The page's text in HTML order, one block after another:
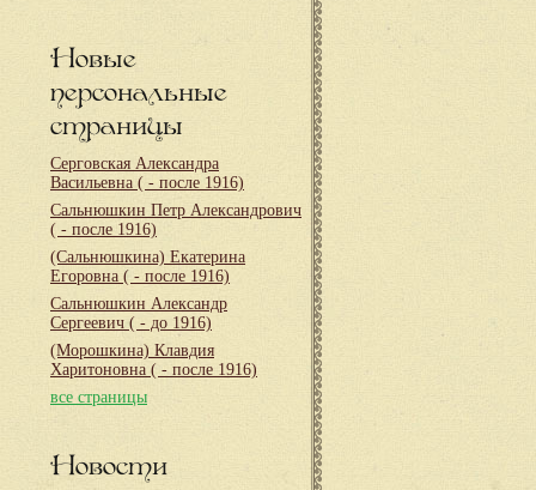
Новые
персональные
страницы
Серговская Александра
Васильевна ( - после 1916)
Сальнюшкин Петр Александрович
( - после 1916)
(Сальнюшкина) Екатерина
Егоровна ( - после 1916)
Сальнюшкин Александр
Сергеевич ( - до 1916)
(Морошкина) Клавдия
Харитоновна ( - после 1916)
все страницы
Новости